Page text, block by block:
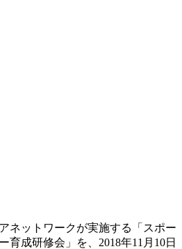
ネットワークが実施する「スポー
育成研修会」を、2018年11月10日